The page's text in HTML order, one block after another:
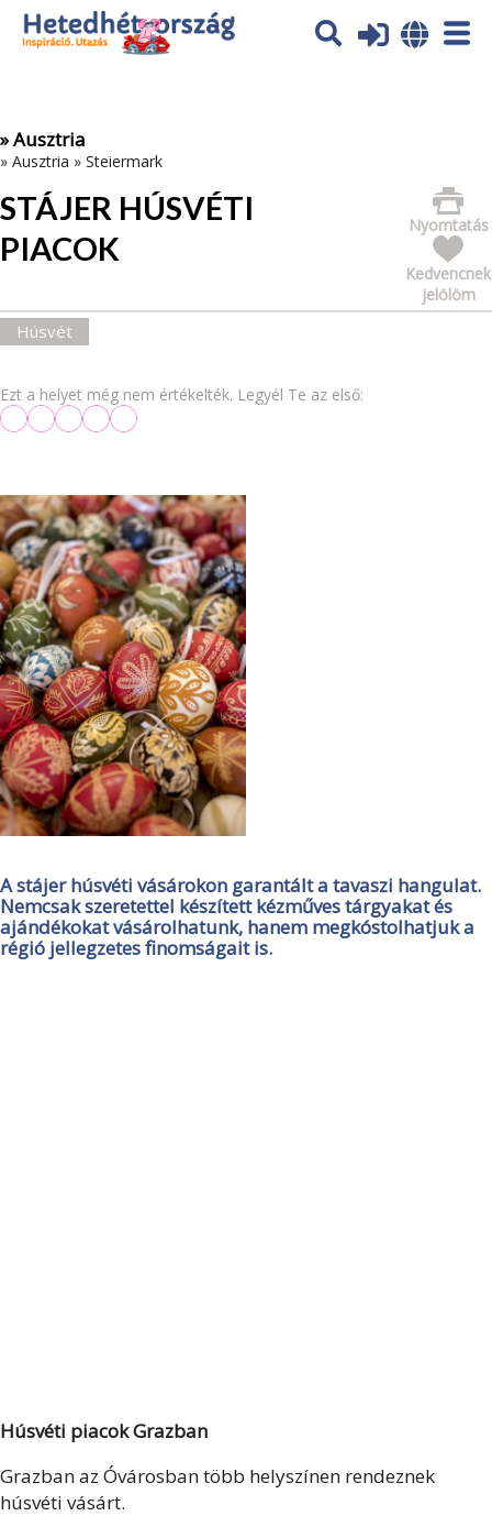
Az oldal sütiket (cookies) használ. További tájékoztatás itt:
Adatvédelmi tájékoztató
» Ausztria
» Ausztria » Steiermark
STÁJER HÚSVÉTI
PIACOK
Nyomtatás
Kedvencnek
jelölöm
Húsvét
Ezt a helyet még nem értékelték. Legyél Te az első:
A stájer húsvéti vásárokon garantált a tavaszi hangulat.
Nemcsak szeretettel készített kézműves tárgyakat és
ajándékokat vásárolhatunk, hanem megkóstolhatjuk a
régió jellegzetes finomságait is.
Húsvéti piacok Grazban
Grazban az Óvárosban több helyszínen rendeznek
húsvéti vásárt.